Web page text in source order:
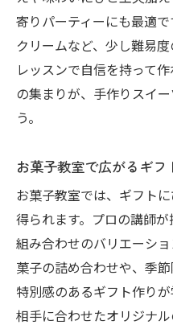
寄りパーティーにも最適
クリームなど、少し難易
レッスンで自信を持って
の集まりが、手作りスイ
う。
お菓子教室で広がるギフ
お菓子教室では、ギフト
得られます。プロの講師
組み合わせのバリエーシ
菓子の詰め合わせや、季
特別感のあるギフト作り
相手に合わせたオリジナ